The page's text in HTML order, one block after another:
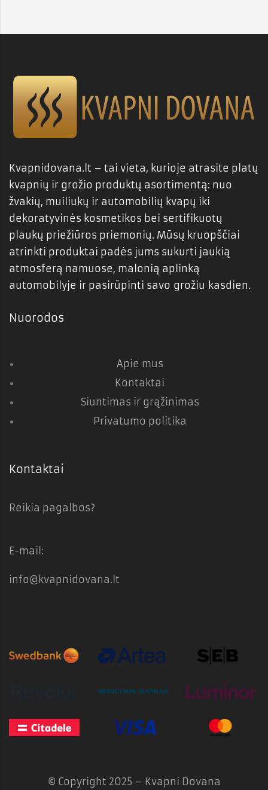
Kvapnidovana.lt – tai vieta, kurioje atrasite platų
kvapnių ir grožio produktų asortimentą: nuo
žvakių, muiliukų ir automobilių kvapų iki
dekoratyvinės kosmetikos bei sertifikuotų
plaukų priežiūros priemonių. Mūsų kruopščiai
atrinkti produktai padės jums sukurti jaukią
atmosferą namuose, malonią aplinką
automobilyje ir pasirūpinti savo grožiu kasdien.
Nuorodos
Apie mus
Kontaktai
Siuntimas ir grąžinimas
Privatumo politika
Kontaktai
Reikia pagalbos?
E-mail:
info@kvapnidovana.lt
© Copyright 2025 – Kvapni Dovana